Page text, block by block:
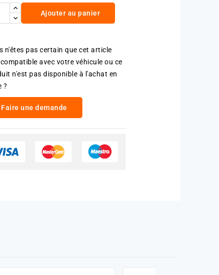
Ajouter au panier
n'êtes pas certain que cet article
avec votre véhicule ou ce
n'est pas disponible à l'achat en
?
Faire une demande